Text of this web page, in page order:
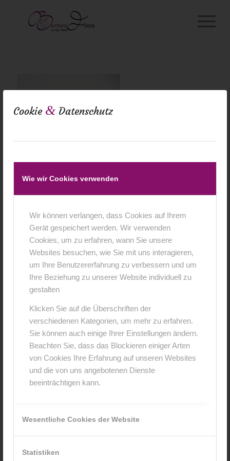
Cookie & Datenschutz
Wie wir Cookies verwenden
Wir können verlangen, dass Cookies auf Ihrem
Gerät gespeichert werden. Wir verwenden
Cookies, um zu erfahren, wann Sie unsere
Websites besuchen, wie Sie mit uns interagieren,
um Ihre Benutzererfahrung zu verbessern und um
Ihre Beziehung zu unserer Website individuell zu
gestalten
Klicken Sie auf die Überschriften der
verschiedenen Kategorien, um mehr zu erfahren.
Sie können auch einige Ihrer Einstellungen ändern.
Beachten Sie, dass das Blockieren einiger Arten
von Cookies Ihre Erfahrung auf unseren Websites
und die von uns angebotenen Dienste
beeinträchtigen kann.
Wesentliche Cookies der Website
Statistiken
0
KOMMENTARE
Hinterlasse einen Kommentar
Hinterlasse uns deinen Kommentar!
Name*